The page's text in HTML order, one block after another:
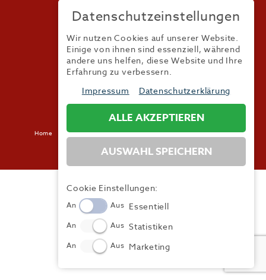
Tel.:
+49 (0) 821 / 99 82 34 40
Fax:
+49 (0) 821 / 99 82 34 41
Mail:
info@trendyone.de
Home Kontakt Impressum Datenschutz AGB Mediadaten
Datenschutzeinstellungen
Wir nutzen Cookies auf unserer Website.
Einige von ihnen sind essenziell, während
andere uns helfen, diese Website und Ihre
Erfahrung zu verbessern.
Impressum
Datenschutzerklärung
ALLE AKZEPTIEREN
AUSWAHL SPEICHERN
Cookie Einstellungen:
An Aus Essentiell
An Aus Statistiken
An Aus Marketing